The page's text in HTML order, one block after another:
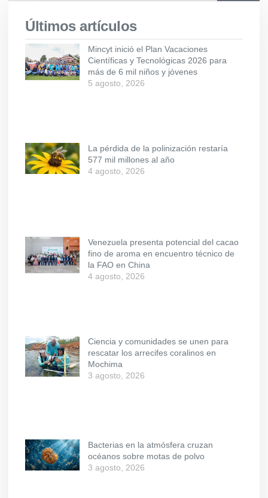
Últimos artículos
Mincyt inició el Plan Vacaciones
Científicas y Tecnológicas 2026 para
más de 6 mil niños y jóvenes
5 agosto, 2026
La pérdida de la polinización restaría
577 mil millones al año
4 agosto, 2026
Venezuela presenta potencial del cacao
fino de aroma en encuentro técnico de
la FAO en China
4 agosto, 2026
Ciencia y comunidades se unen para
rescatar los arrecifes coralinos en
Mochima
3 agosto, 2026
Bacterias en la atmósfera cruzan
océanos sobre motas de polvo
3 agosto, 2026